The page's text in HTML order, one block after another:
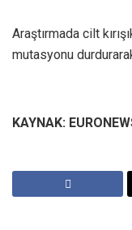
Araştırmada cilt
mutasyonu
KAYNAK: